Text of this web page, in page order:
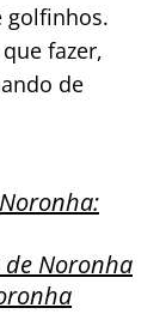
golfinhos.
fazer,
de
Noronha